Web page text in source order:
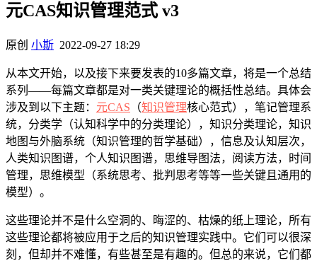
元CAS知识管理范式 v3
原创 小斯 2022-09-27 18:29
从本文开始，以及接下来要发表的10多篇文章，将是一个总结
系列——每篇文章都是对一类关键理论的概括性总结。具体会
涉及到以下主题： 元CAS （知识管理核心范式），笔记管理系
统，分类学（认知科学中的分类理论），知识分类理论，知识
地图与外脑系统（知识管理的哲学基础），信息及认知层次，
人类知识图谱，个人知识图谱，思维导图法，阅读方法，时间
管理，思维模型（系统思考、批判思考等等一些关键且通用的
模型）。
这些理论并不是什么空洞的、晦涩的、枯燥的纸上理论，所有
这些理论都将被应用于之后的知识管理实践中。它们可以很深
刻，但却并不难懂，有些甚至是有趣的。但总的来说，它们​都